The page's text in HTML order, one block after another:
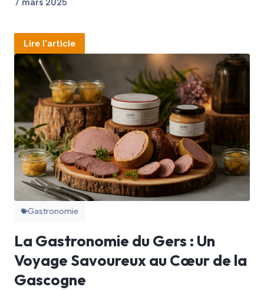
7 mars 2025
Lire l'article
Gastronomie
La Gastronomie du Gers : Un
Voyage Savoureux au Cœur de la
Gascogne